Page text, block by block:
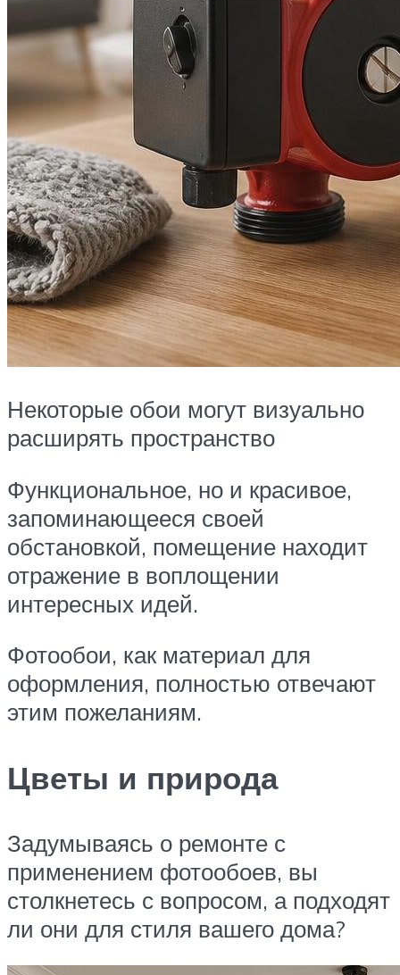
Некоторые обои могут визуально
расширять пространство
Функциональное, но и красивое,
запоминающееся своей
обстановкой, помещение находит
отражение в воплощении
интересных идей.
Фотообои, как материал для
оформления, полностью отвечают
этим пожеланиям.
Цветы и природа
Задумываясь о ремонте с
применением фотообоев, вы
столкнетесь с вопросом, а подходят
ли они для стиля вашего дома?